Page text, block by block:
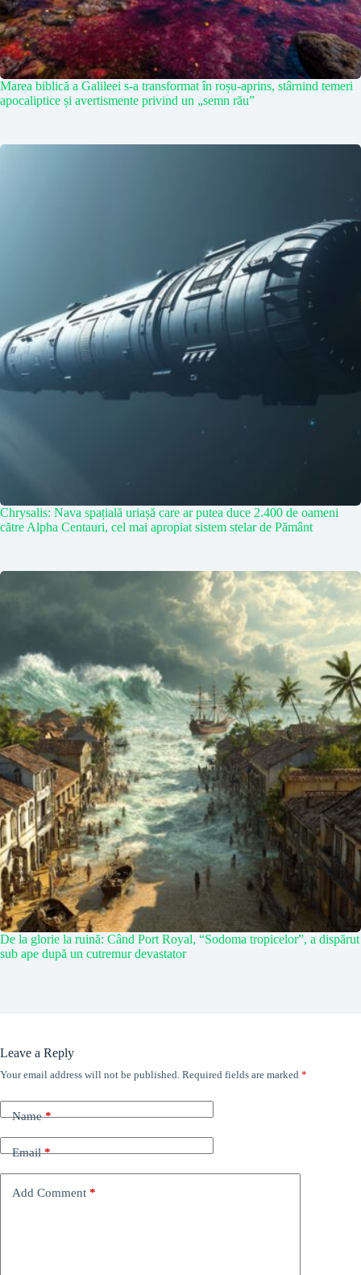
Marea biblică a Galileei s-a transformat în roșu-aprins, stârnind temeri
apocaliptice și avertismente privind un „semn rău”
Chrysalis: Nava spațială uriașă care ar putea duce 2.400 de oameni
către Alpha Centauri, cel mai apropiat sistem stelar de Pământ
De la glorie la ruină: Când Port Royal, “Sodoma tropicelor”, a dispărut
sub ape după un cutremur devastator
Leave a Reply
Your email address will not be published. Required fields are marked *
Name*
Email*
Add Comment *